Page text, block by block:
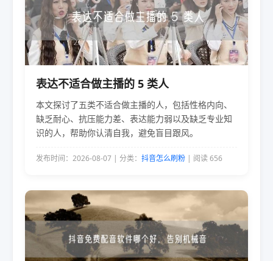
表达不适合做主播的 5 类人
本文探讨了五类不适合做主播的人，包括性格内向、
缺乏耐心、抗压能力差、表达能力弱以及缺乏专业知
识的人，帮助你认清自我，避免盲目跟风。
发布时间：2026-08-07 | 分类： 抖音怎么刷粉 | 阅读 656